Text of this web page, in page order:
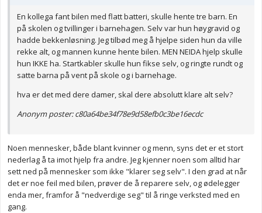
En kollega fant bilen med flatt batteri, skulle hente tre barn. En
på skolen og tvillinger i barnehagen. Selv var hun høygravid og
hadde bekkenløsning. Jeg tilbød meg å hjelpe siden hun da ville
rekke alt, og mannen kunne hente bilen. MEN NEIDA hjelp skulle
hun IKKE ha. Startkabler skulle hun fikse selv, og ringte rundt og
satte barna på vent på skole og i barnehage.
hva er det med dere damer, skal dere absolutt klare alt selv?
Anonym poster: c80a64be34f78e9d58efb0c3be16ecdc
Noen mennesker, både blant kvinner og menn, syns det er et stort
nederlag å ta imot hjelp fra andre. Jeg kjenner noen som alltid har
sett ned på mennesker som ikke "klarer seg selv". I den grad at når
det er noe feil med bilen, prøver de å reparere selv, og ødelegger
enda mer, framfor å "nedverdige seg" til å ringe verksted med en
gang.